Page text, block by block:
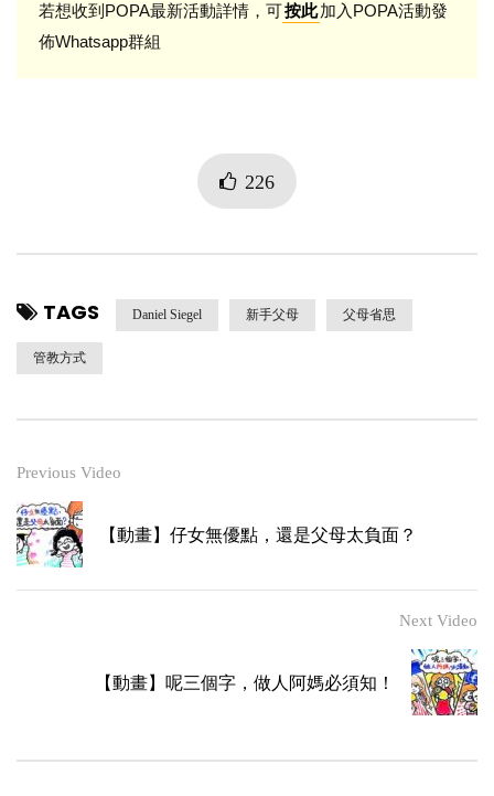
若想收到POPA最新活動詳情，可按此加入POPA活動發
佈Whatsapp群組
226
TAGS Daniel Siegel 新手父母 父母省思
管教方式
Previous Video
【動畫】仔女無優點，還是父母太負面？
Next Video
【動畫】呢三個字，做人阿媽必須知！